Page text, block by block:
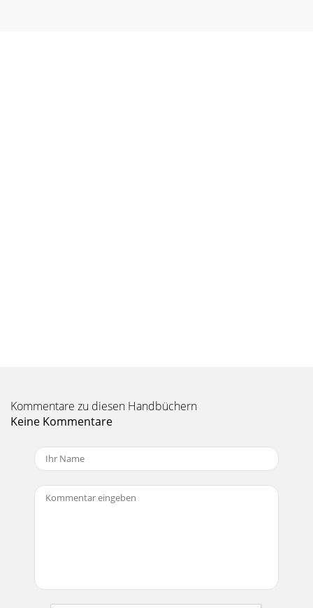
Kommentare zu diesen Handbüchern
Keine Kommentare